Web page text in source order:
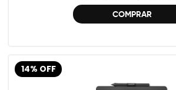
COMPRAR
14% OFF